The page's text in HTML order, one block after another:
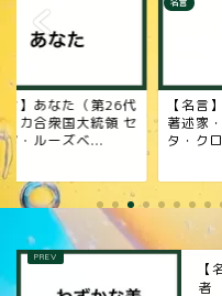
言】あなた（第26代
リカ合衆国大統領 セ
ア・ルーズベ...
【名言
著述家
タ・ク
者